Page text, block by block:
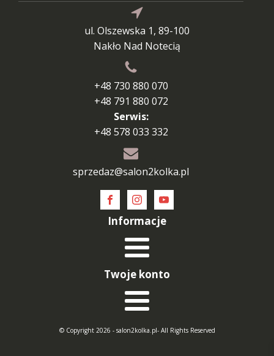
ul. Olszewska 1, 89-100
Nakło Nad Notecią
+48 730 880 070
+48 791 880 072
Serwis:
+48 578 033 332
sprzedaz@salon2kolka.pl
Informacje
Twoje konto
© Copyright 2026 - salon2kolka.pl- All Rights Reserved